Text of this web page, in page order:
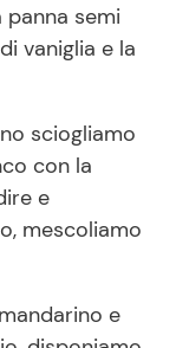
semi
vaniglia e la
sciogliamo
con la
e
mescoliamo
e